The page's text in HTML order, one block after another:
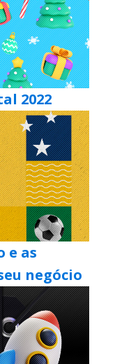
2022
e as
negócio